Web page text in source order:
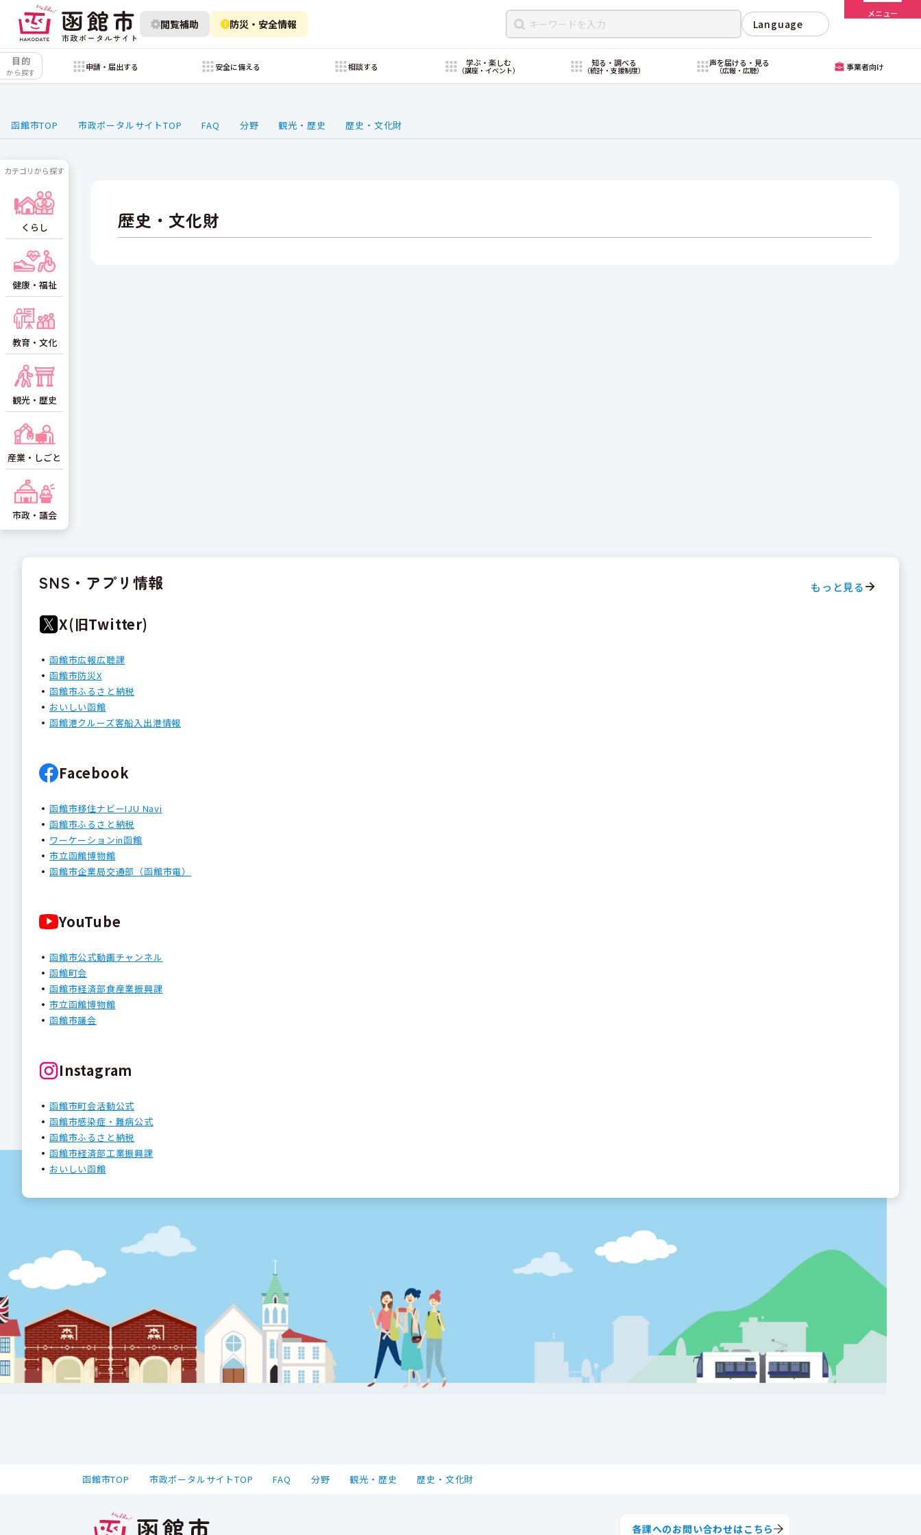
閲覧補助 防災・安全情報 Language
メニュー
目的
から探す
申請・届出する 安全に備える 相談する 学ぶ・楽しむ
（講座・イベント）
知る・調べる
（統計・支援制度）
声を届ける・見る
（広報・広聴） 事業者向け
函館市TOP 市政ポータルサイトTOP FAQ 分野 観光・歴史 歴史・文化財
歴史・文化財
カテゴリから探す
くらし
健康・福祉
教育・文化
観光・歴史
産業・しごと
市政・議会
SNS・アプリ情報 もっと見る
X(旧Twitter)
函館市広報広聴課
函館市防災X
函館市ふるさと納税
おいしい函館
函館港クルーズ客船入出港情報
Facebook
函館市移住ナビーIJU Navi
函館市ふるさと納税
ワーケーションin函館
市立函館博物館
函館市企業局交通部（函館市電）
YouTube
函館市公式動画チャンネル
函館町会
函館市経済部食産業振興課
市立函館博物館
函館市議会
Instagram
函館市町会活動公式
函館市感染症・難病公式
函館市ふるさと納税
函館市経済部工業振興課
おいしい函館
函館市TOP 市政ポータルサイトTOP FAQ 分野 観光・歴史 歴史・文化財
各課へのお問い合わせはこちら